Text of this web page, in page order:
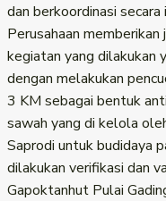
dan berkoordinasi
Perusahaan
kegiatan yang dilakukan
dengan melakukan
3 KM sebagai bentuk
sawah yang di kelola
Saprodi untuk budidaya
dilakukan verifikasi dan
Gapoktanhut Pulai